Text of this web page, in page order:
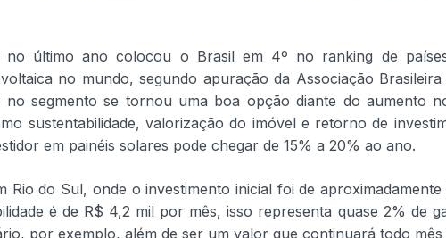
último ano colocou o Brasil em 4º no ranking de
no mundo, segundo apuração da Associação Brasileira
no segmento se tornou uma boa opção diante do aumento
sustentabilidade, valorização do imóvel e retorno de
em painéis solares pode chegar de 15% a 20% ao ano.
Rio do Sul, onde o investimento inicial foi de
é de R$ 4,2 mil por mês, isso representa quase 2% de
por exemplo, além de ser um valor que continuará todo